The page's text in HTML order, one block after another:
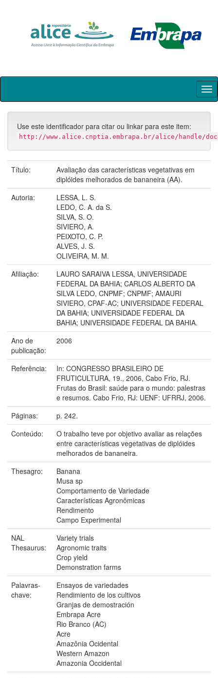
Skip
Use este identificador para citar ou linkar para este item:
http://www.alice.cnptia.embrapa.br/alice/handle/doc/
Título:
Avaliação das características vegetativas em
diplóides melhorados de bananeira (AA).
Autoria:
LESSA, L. S.
LEDO, C. A. da S.
SILVA, S. O.
SIVIERO, A.
PEIXOTO, C. P.
ALVES, J. S.
OLIVEIRA, M. M.
Afiliação:
LAURO SARAIVA LESSA, UNIVERSIDADE
FEDERAL DA BAHIA; CARLOS ALBERTO DA
SILVA LEDO, CNPMF; CNPMF; AMAURI
SIVIERO, CPAF-AC; UNIVERSIDADE FEDERAL
DA BAHIA; UNIVERSIDADE FEDERAL DA
BAHIA; UNIVERSIDADE FEDERAL DA BAHIA.
Ano de
publicação:
2006
Referência:
In: CONGRESSO BRASILEIRO DE
FRUTICULTURA, 19., 2006, Cabo Frio, RJ.
Frutas do Brasil: saúde para o mundo: palestras
e resumos. Cabo Frio, RJ: UENF: UFRRJ, 2006.
Páginas:
p. 242.
Conteúdo:
O trabalho teve por objetivo avaliar as relações
entre características vegetativas de diplóides
melhorados de bananeira.
Thesagro:
Banana
Musa sp
Comportamento de Variedade
Características Agronômicas
Rendimento
Campo Experimental
NAL
Thesaurus:
Variety trials
Agronomic traits
Crop yield
Demonstration farms
Palavras-
chave:
Ensayos de variedades
Rendimiento de los cultivos
Granjas de demostración
Embrapa Acre
Rio Branco (AC)
Acre
Amazônia Ocidental
Western Amazon
Amazonia Occidental